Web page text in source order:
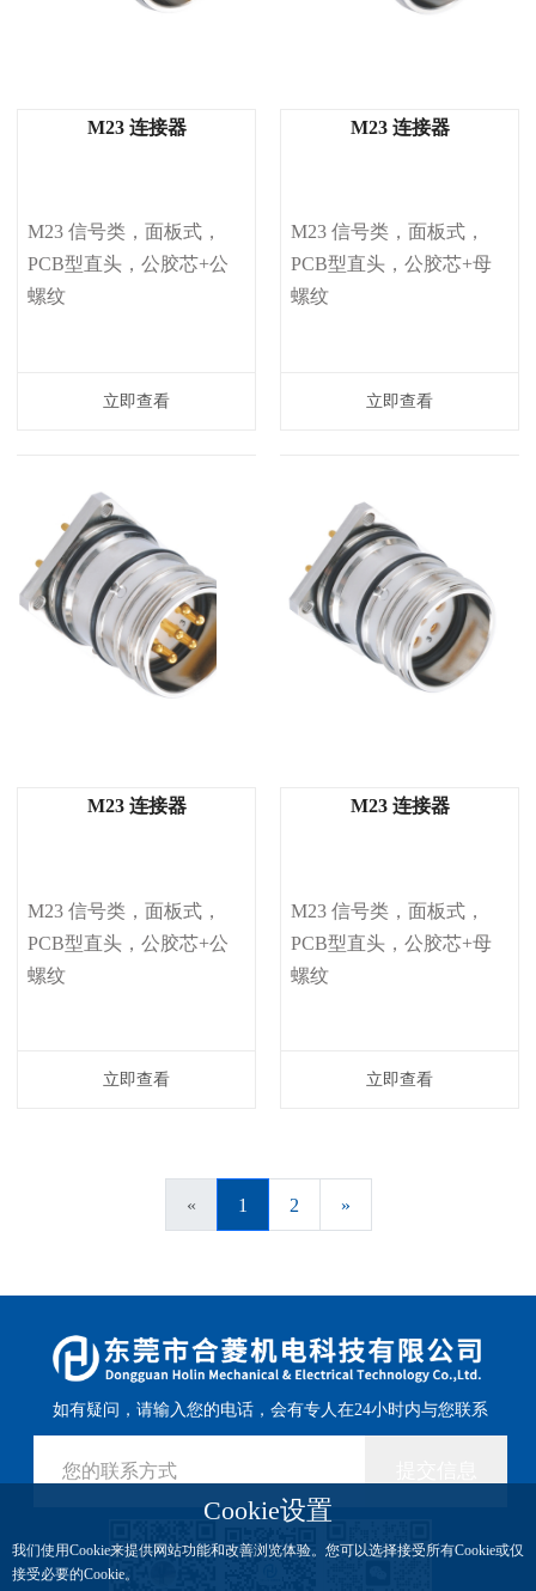
Cookie设置
我们使用Cookie来提供网站功能和改善浏览体验。您可以选择接受所有Cookie或仅
接受必要的Cookie。
M23 连接器
M23 信号类，面板式，
PCB型直头，公胶芯+公
螺纹
立即查看
M23 连接器
M23 信号类，面板式，
PCB型直头，公胶芯+母
螺纹
立即查看
M23 连接器
M23 信号类，面板式，
PCB型直头，公胶芯+公
螺纹
立即查看
M23 连接器
M23 信号类，面板式，
PCB型直头，公胶芯+母
螺纹
立即查看
« 1 2 »
如有疑问，请输入您的电话，会有专人在24小时内与您联系